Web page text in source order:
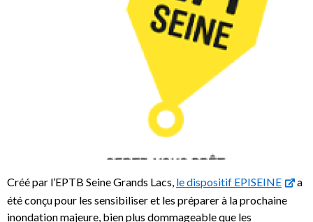
Créé par l’EPTB Seine Grands Lacs, le dispositif EPISEINE
a
été conçu pour les sensibiliser et les préparer à la prochaine
inondation majeure, bien plus dommageable que les